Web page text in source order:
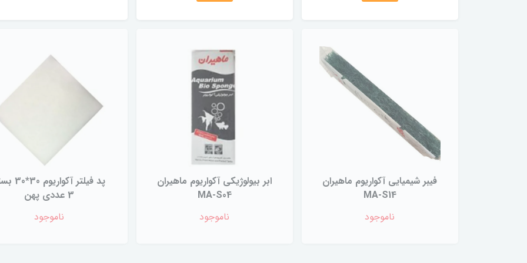
فیبر شیمیایی آکواریوم ماهیران
MA-S14
ناموجود
ابر بیولوژیکی آکواریوم ماهیران
MA-S04
ناموجود
پد فیلتر
3 عددی پهن
ناموجود